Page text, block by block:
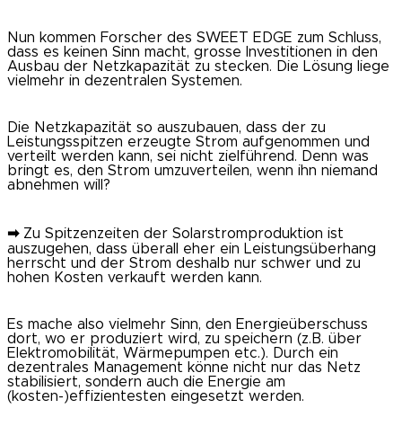
Nun kommen Forscher des SWEET EDGE zum Schluss,
dass es keinen Sinn macht, grosse Investitionen in den
Ausbau der Netzkapazität zu stecken. Die Lösung liege
vielmehr in dezentralen Systemen.
Die Netzkapazität so auszubauen, dass der zu
Leistungsspitzen erzeugte Strom aufgenommen und
verteilt werden kann, sei nicht zielführend. Denn was
bringt es, den Strom umzuverteilen, wenn ihn niemand
abnehmen will?
➡Zu Spitzenzeiten der Solarstromproduktion ist
auszugehen, dass überall eher ein Leistungsüberhang
herrscht und der Strom deshalb nur schwer und zu
hohen Kosten verkauft werden kann.
Es mache also vielmehr Sinn, den Energieüberschuss
dort, wo er produziert wird, zu speichern (z.B. über
Elektromobilität, Wärmepumpen etc.). Durch ein
dezentrales Management könne nicht nur das Netz
stabilisiert, sondern auch die Energie am
(kosten-)effizientesten eingesetzt werden.